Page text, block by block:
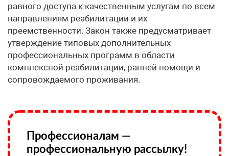
равного доступа к качественным услугам по всем
направлениям реабилитации и их
преемственности. Закон также предусматривает
утверждение типовых дополнительных
профессиональных программ в области
комплексной реабилитации, ранней помощи и
сопровождаемого проживания.
Профессионалам —
профессиональную рассылку!